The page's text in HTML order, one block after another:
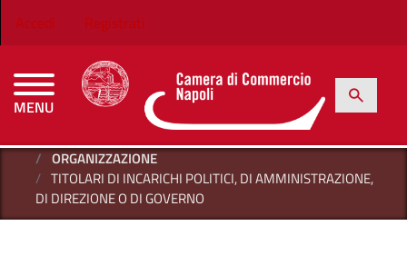
Menu profilo utente
Accedi Registrati
MENU
CAMERE DI COMMERCIO D'ITALIA
Cerca
h
ORGANIZZAZIONE
TITOLARI DI INCARICHI POLITICI, DI AMMINISTRAZIONE,
DI DIREZIONE O DI GOVERNO